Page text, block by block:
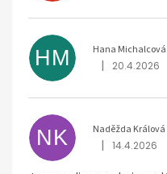
HM Hana Michalcová
Hodnocení
| 20.4.2026
NK Naděžda Králová
Hodnocení
| 14.4.2026